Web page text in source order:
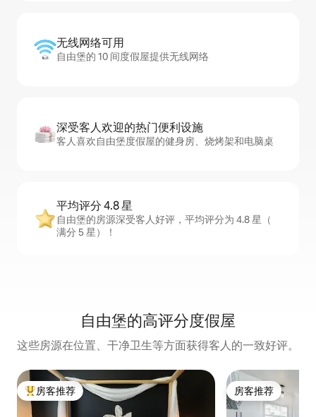
无线网络可用
自由堡的 10 间度假屋提供无线网络
深受客人欢迎的热门便利设施
客人喜欢自由堡度假屋的健身房、烧烤架和电脑桌
平均评分 4.8 星
自由堡的房源深受客人好评，平均评分为 4.8 星（
满分 5 星）！
自由堡的高评分度假屋
这些房源在位置、干净卫生等方面获得客人的一致好评。
热门「房客推荐」
房客推荐 房客推荐
房客推荐